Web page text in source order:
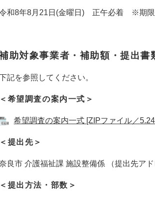
和8年8月21日(金曜日) 正午必着 ※期限
助対象事業者・補助額・提出書
記を参照してください。
＜希望調査の案内一式＞
希望調査の案内一式 [ZIPファイル／
＜提出先＞
良市 介護福祉課 施設整備係 （提出先ア
＜提出方法・部数＞